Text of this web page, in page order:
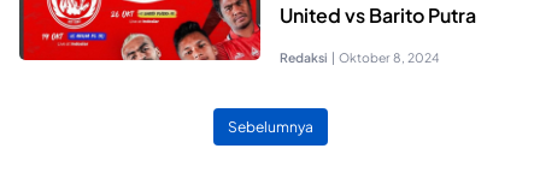
United vs Barito Putra
Redaksi | Oktober 8, 2024
Sebelumnya